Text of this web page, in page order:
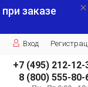
при заказе
Вход
+7 (495) 212-12-
8 (800) 555-80-